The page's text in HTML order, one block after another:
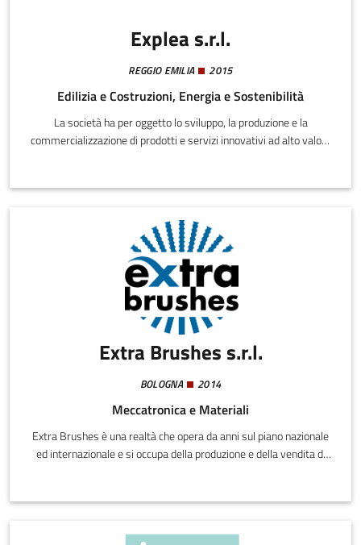
Explea s.r.l.
REGGIO EMILIA 2015
Edilizia e Costruzioni, Energia e Sostenibilità
La società ha per oggetto lo sviluppo, la produzione e la
commercializzazione di prodotti e servizi innovativi ad alto valore
tecnologico, attraverso la ricerca e lo sviluppo sperimentale nel
Extra Brushes s.r.l.
BOLOGNA 2014
Meccatronica e Materiali
Extra Brushes è una realtà che opera da anni sul piano nazionale
ed internazionale e si occupa della produzione e della vendita di